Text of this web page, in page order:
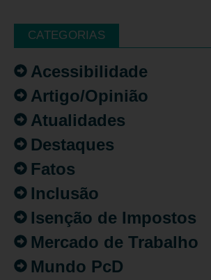
CATEGORIAS
Acessibilidade
Artigo/Opinião
Atualidades
Destaques
Fatos
Inclusão
Isenção de Impostos
Mercado de Trabalho
Mundo PcD